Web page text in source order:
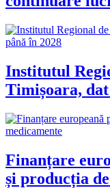
Institutul
Timișoara,
Finanțare
și producția